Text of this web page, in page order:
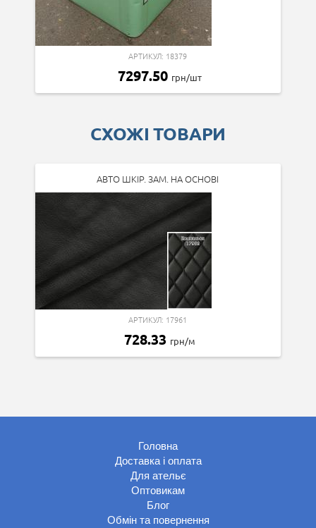
АРТИКУЛ: 18379
7297.50 грн/шт
СХОЖІ ТОВАРИ
АВТО ШКІР. ЗАМ. НА ОСНОВІ
АРТИКУЛ: 17961
728.33 грн/м
Головна
Доставка і оплата
Для ательє
Оптовикам
Блог
Обмін та повернення